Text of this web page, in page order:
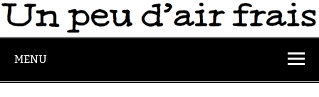
MENU